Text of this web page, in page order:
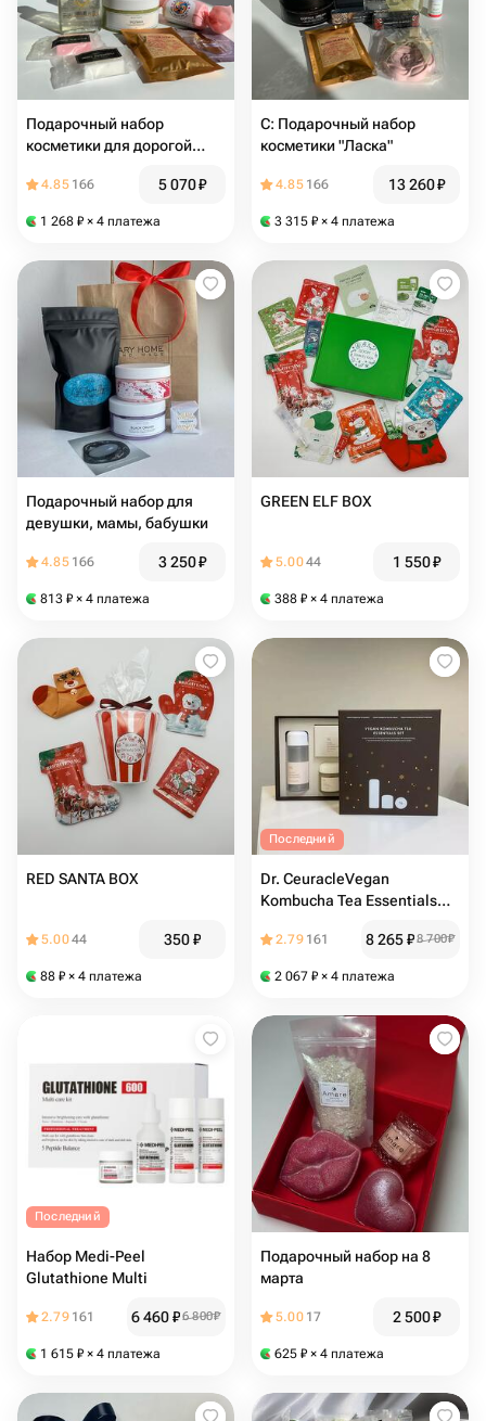
Подарочный набор
косметики для дорогой
4.85 166 5 070₽
1 268 ₽ × 4 платежа
С: Подарочный набор
косметики "Ласка"
4.85 166 13 260₽
3 315 ₽ × 4 платежа
Подарочный набор для
девушки, мамы, бабушки
4.85 166 3 250₽
813 ₽ × 4 платежа
GREEN ELF BOX
5.0044 1 550₽
388 ₽ × 4 платежа
RED SANTA BOX
5.0044 350₽
88 ₽ × 4 платежа
Последний
Dr. CeuracleVegan
Kombucha Tea Essentials
2.79 161 8 265₽8 700₽
2 067 ₽ × 4 платежа
Последний
Набор Medi-Peel
Glutathione Multi
2.79 161 6 460₽6 800₽
1 615 ₽ × 4 платежа
Подарочный набор на 8
марта
5.00 17 2 500₽
625 ₽ × 4 платежа